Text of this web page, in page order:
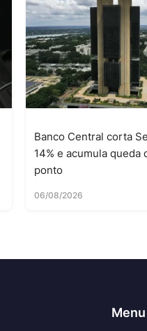
Banco Central corta
14% e acumula queda
ponto
06/08/2026
Menu